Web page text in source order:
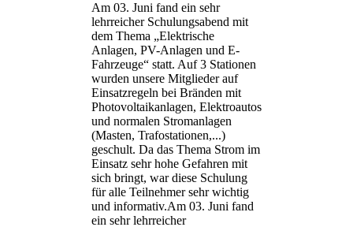
Am 03. Juni fand ein sehr
lehrreicher Schulungsabend mit
dem Thema „Elektrische
Anlagen, PV-Anlagen und E-
Fahrzeuge“ statt. Auf 3 Stationen
wurden unsere Mitglieder auf
Einsatzregeln bei Bränden mit
Photovoltaikanlagen, Elektroautos
und normalen Stromanlagen
(Masten, Trafostationen,...)
geschult. Da das Thema Strom im
Einsatz sehr hohe Gefahren mit
sich bringt, war diese Schulung
für alle Teilnehmer sehr wichtig
und informativ.Am 03. Juni fand
ein sehr lehrreicher